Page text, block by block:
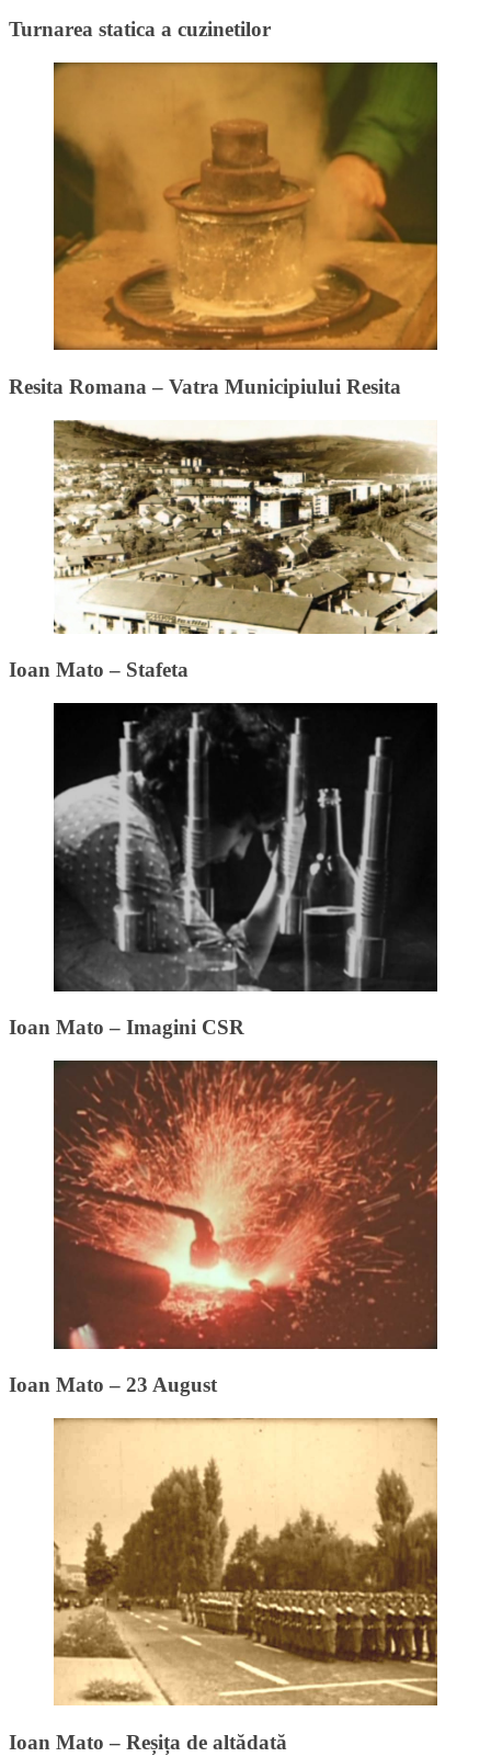
Turnarea statica a cuzinetilor
Resita Romana – Vatra Municipiului Resita
Ioan Mato – Stafeta
Ioan Mato – Imagini CSR
Ioan Mato – 23 August
Ioan Mato – Reșița de altădată